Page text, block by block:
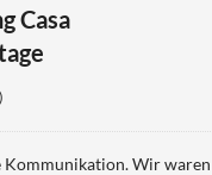
Casa
Kommunikation. Wir waren